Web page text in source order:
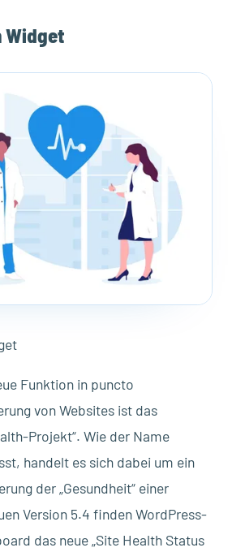
Widget
Funktion in puncto
von Websites ist das
Projekt“. Wie der Name
handelt es sich dabei um ein
der „Gesundheit“ einer
Version 5.4 finden WordPress-
das neue „Site Health Status